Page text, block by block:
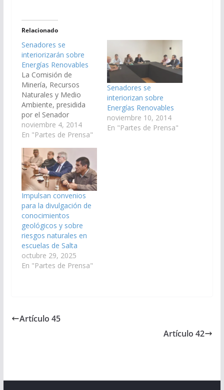
Relacionado
Senadores se
interiorizarán sobre
Energías Renovables
La Comisión de
Minería, Recursos
Naturales y Medio
Ambiente, presidida
por el Senador
Santiago Payo, recibirá
el jueves 6 al Ministro
Desarrollo
Sustentable, Dr.
Baltazar Saravia y al
Secretario de Energía,
Flavio Aguilera. La
Comisión de Minería,
Recursos Naturales y
Medio Ambiente,
presidida por el
Senador Santiago…
noviembre 4, 2014
En "Partes de Prensa"
Senadores se
interiorizan sobre
Energías Renovables
noviembre 10, 2014
En "Partes de Prensa"
Impulsan convenios
para la divulgación de
conocimientos
geológicos y sobre
riesgos naturales en
escuelas de Salta
octubre 29, 2025
En "Partes de Prensa"
Artículo 45
Artículo 42